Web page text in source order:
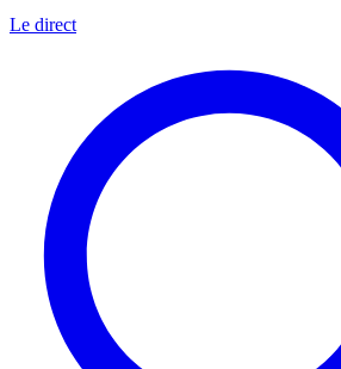
Le direct